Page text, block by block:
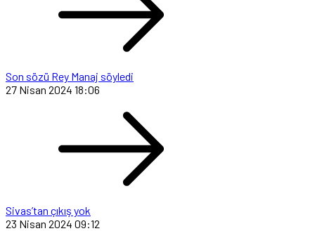
Son sözü Rey Manaj söyledi
27 Nisan 2024 18:06
Sivas’tan çıkış yok
23 Nisan 2024 09:12